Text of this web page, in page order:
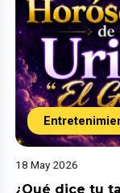
18 May 2026
¿Qué dice tu